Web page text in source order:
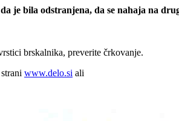
je bila odstranjena, da se nahaja na
brskalnika, preverite črkovanje.
www.delo.si ali